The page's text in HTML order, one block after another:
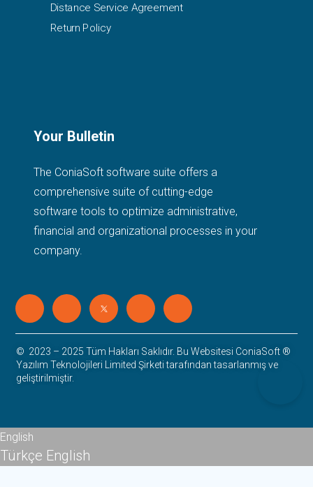
Distance Service Agreement
Return Policy
Your Bulletin
The ConiaSoft software suite offers a
comprehensive suite of cutting-edge
software tools to optimize administrative,
financial and organizational processes in your
company.
© 2023 – 2025 Tüm Hakları Saklıdır. Bu Websitesi ConiaSoft ®
Yazılım Teknolojileri Limited Şirketi tarafından tasarlanmış ve
geliştirilmiştir.
English
Türkçe English